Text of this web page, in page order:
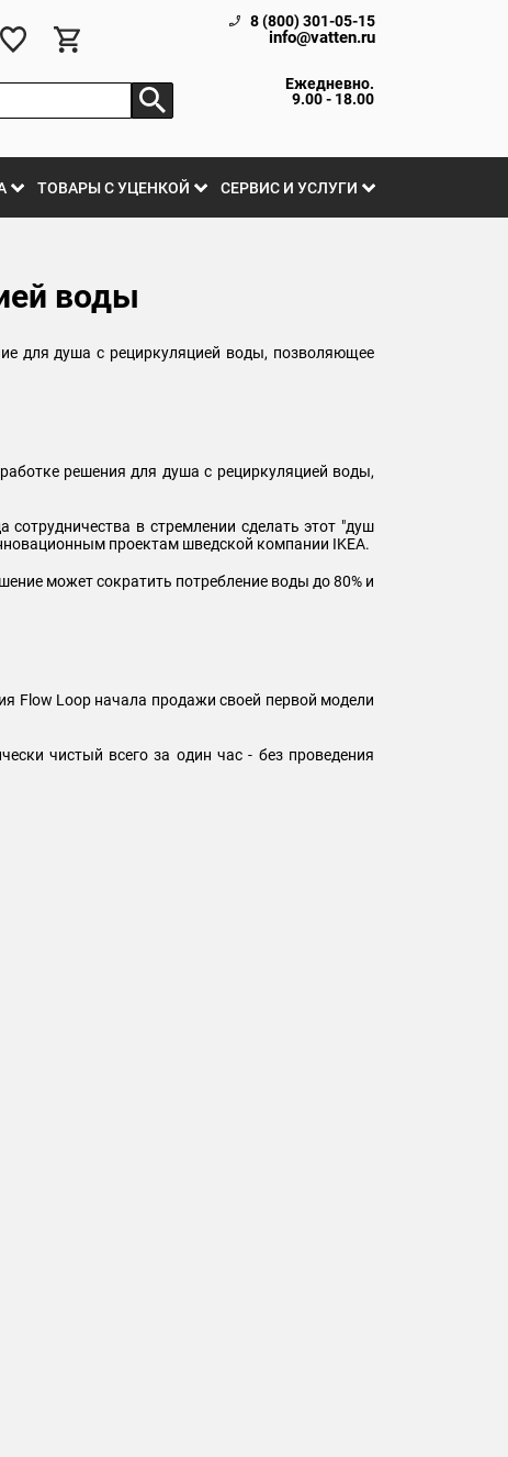
8 (800) 301-05-15
info@vatten.ru
Ежедневно.
9.00 - 18.00
ТОВАРЫ С УЦЕНКОЙ СЕРВИС И УСЛУГИ
воды
для душа с рециркуляцией воды, позволяющее
решения для душа с рециркуляцией воды,
в стремлении сделать этот "душ
проектам шведской компании IKEA.
может сократить потребление воды до 80% и
Flow Loop начала продажи своей первой модели
чистый всего за один час - без проведения